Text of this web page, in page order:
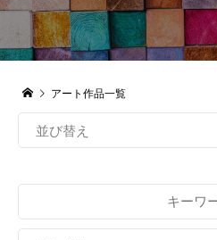
アート作品一覧